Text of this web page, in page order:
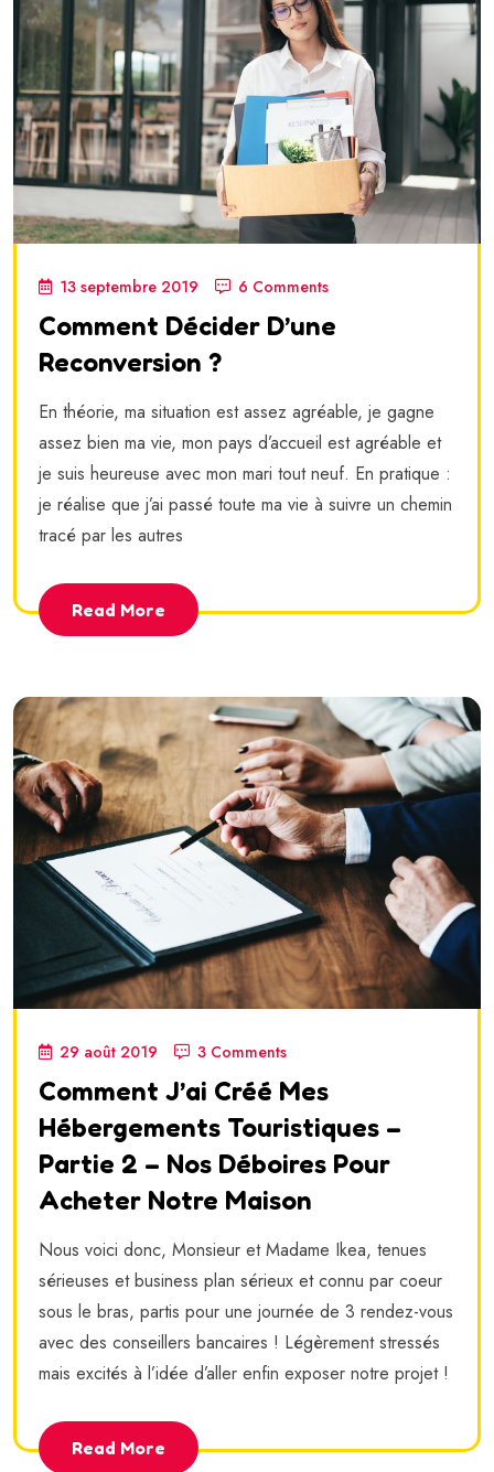
13 septembre 2019 6 Comments
Comment Décider D’une
Reconversion ?
En théorie, ma situation est assez agréable, je gagne
assez bien ma vie, mon pays d’accueil est agréable et
je suis heureuse avec mon mari tout neuf. En pratique :
je réalise que j’ai passé toute ma vie à suivre un chemin
tracé par les autres
Read More
29 août 2019 3 Comments
Comment J’ai Créé Mes
Hébergements Touristiques –
Partie 2 – Nos Déboires Pour
Acheter Notre Maison
Nous voici donc, Monsieur et Madame Ikea, tenues
sérieuses et business plan sérieux et connu par coeur
sous le bras, partis pour une journée de 3 rendez-vous
avec des conseillers bancaires ! Légèrement stressés
mais excités à l’idée d’aller enfin exposer notre projet !
Read More